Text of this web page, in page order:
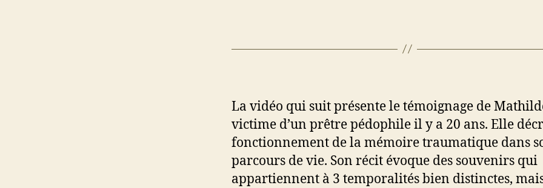
La vidéo qui suit présente le témoignage de
victime d’un prêtre pédophile il y a 20 ans. Elle
fonctionnement de la mémoire traumatique dans
parcours de vie. Son récit évoque des souvenirs qui
appartiennent à 3 temporalités bien distinctes,